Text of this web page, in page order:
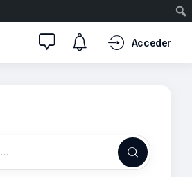
Acceder